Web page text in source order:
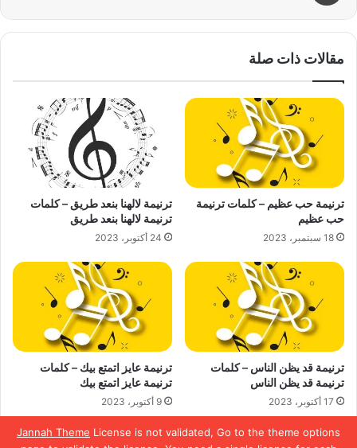
Jannah Theme License is not validated, Go to the theme options
مقالات ذات صلة
ترنيمة حب عظيم – كلمات ترنيمة
حب عظيم
18 سبتمبر، 2023
ترنيمة لالهنا بنعد طريق – كلمات
ترنيمة لالهنا بنعد طريق
24 أكتوبر، 2023
ترنيمة قد يظن الناس – كلمات
ترنيمة قد يظن الناس
17 أكتوبر، 2023
ترنيمة عايز اتمتع بيك – كلمات
ترنيمة عايز اتمتع بيك
9 أكتوبر، 2023